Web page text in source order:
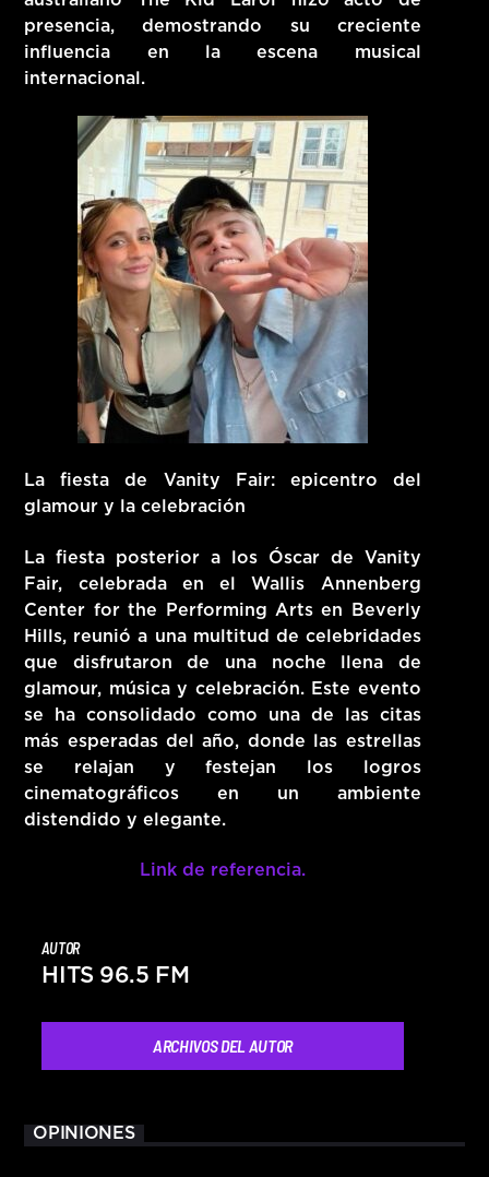
presencia, demostrando su creciente
influencia en la escena musical
internacional.
La fiesta de Vanity Fair: epicentro del
glamour y la celebración
La fiesta posterior a los Óscar de Vanity
Fair, celebrada en el Wallis Annenberg
Center for the Performing Arts en Beverly
Hills, reunió a una multitud de celebridades
que disfrutaron de una noche llena de
glamour, música y celebración. Este evento
se ha consolidado como una de las citas
más esperadas del año, donde las estrellas
se relajan y festejan los logros
cinematográficos en un ambiente
distendido y elegante.
Link de referencia.
AUTOR
HITS 96.5 FM
ARCHIVOS DEL AUTOR
OPINIONES